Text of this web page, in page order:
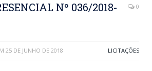
Nº 036/2018-
0
25 DE JUNHO DE 2018 LICITAÇÕES